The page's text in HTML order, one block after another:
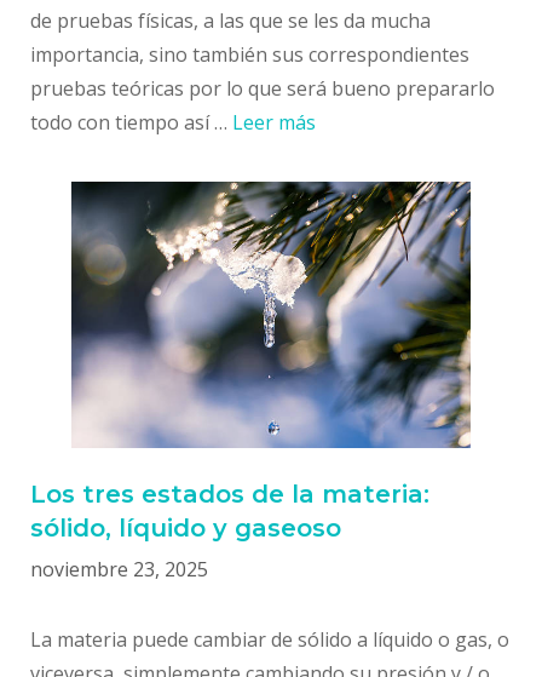
de pruebas físicas, a las que se les da mucha
importancia, sino también sus correspondientes
pruebas teóricas por lo que será bueno prepararlo
todo con tiempo así … Leer más
Los tres estados de la materia:
sólido, líquido y gaseoso
noviembre 23, 2025
La materia puede cambiar de sólido a líquido o gas, o